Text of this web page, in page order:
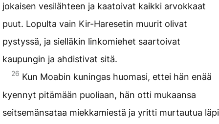
jokaisen vesilähteen ja kaatoivat kaikki arvokkaat
puut. Lopulta vain Kir-Haresetin muurit olivat
pystyssä, ja sielläkin linkomiehet saartoivat
kaupungin ja ahdistivat sitä.
26 Kun Moabin kuningas huomasi, ettei hän enää
kyennyt pitämään puoliaan, hän otti mukaansa
seitsemänsataa miekkamiestä ja yritti murtautua läpi